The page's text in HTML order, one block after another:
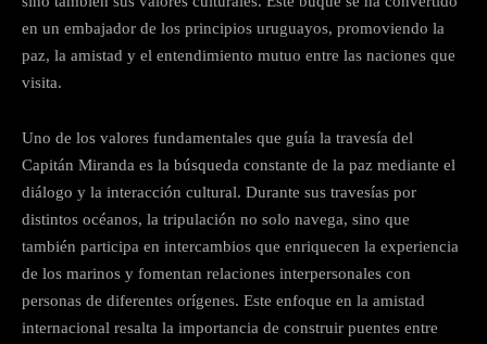
en un embajador de los principios uruguayos, promoviendo la
paz, la amistad y el entendimiento mutuo entre las naciones que
visita.
Uno de los valores fundamentales que guía la travesía del
Capitán Miranda es la búsqueda constante de la paz mediante el
diálogo y la interacción cultural. Durante sus travesías por
distintos océanos, la tripulación no solo navega, sino que
también participa en intercambios que enriquecen la experiencia
de los marinos y fomentan relaciones interpersonales con
personas de diferentes orígenes. Este enfoque en la amistad
internacional resalta la importancia de construir puentes entre